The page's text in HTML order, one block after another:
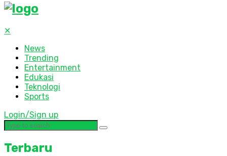
✕
News
Trending
Entertainment
Edukasi
Teknologi
Sports
Login/Sign up
Terbaru